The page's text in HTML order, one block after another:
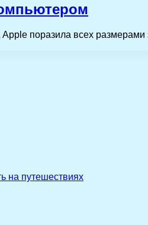
поразила всех
на путешествиях